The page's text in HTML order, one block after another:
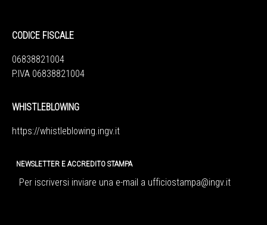
CODICE FISCALE
06838821004
P.IVA 06838821004
WHISTLEBLOWING
https://whistleblowing.ingv. it
NEWSLETTER E ACCREDITO STAMPA
Per iscriversi inviare una e-mail a ufficiostampa@ingv.it